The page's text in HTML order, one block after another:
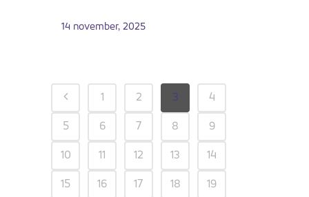
14 november, 2025
1 2 3 4
5 6 7 8 9
10 11 12 13 14
15 16 17 18 19